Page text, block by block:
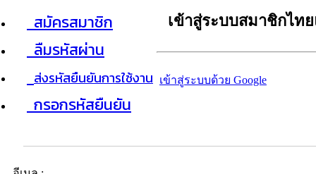
สมัครสมาชิก
ลืมรหัสผ่าน
ส่งรหัสยืนยันการใช้งาน
กรอกรหัสยืนยัน
เข้าสู่ระบบสมาชิกไท
เข้าสู่ระบบด้วย Google